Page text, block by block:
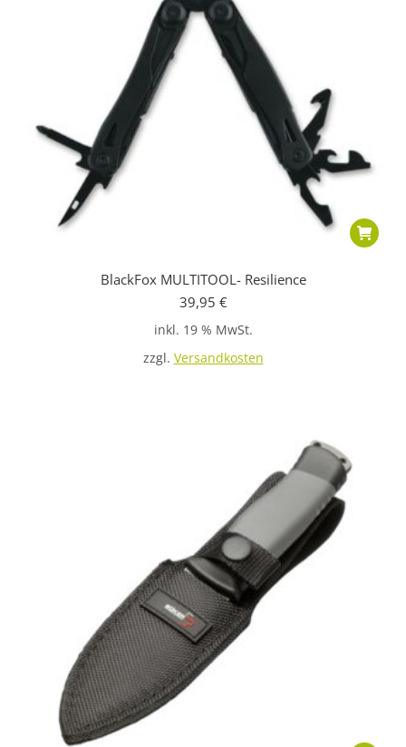
BlackFox MULTITOOL- Resilience
39,95 €
inkl. 19 % MwSt.
zzgl. Versandkosten